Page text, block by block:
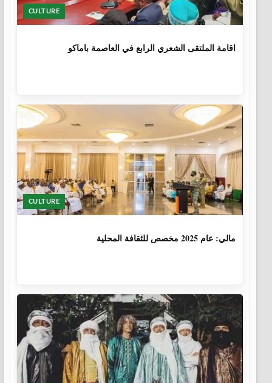
CULTURE
اقامة الملتقى الشعري الرابع في العاصمة باماكو
CULTURE
مالي: عام 2025 مخصص للثقافة المحلية